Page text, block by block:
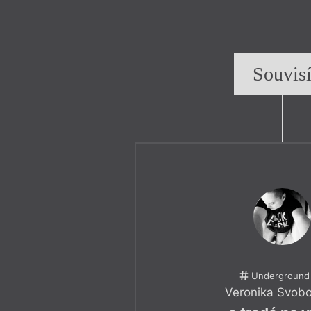
Souvisí
Underground
Veronika